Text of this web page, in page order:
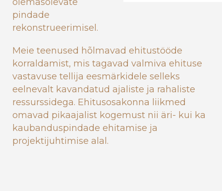
pindade
rekonstrueerimisel.
Meie teenused hõlmavad ehitustööde
korraldamist, mis tagavad valmiva ehituse
vastavuse tellija eesmärkidele selleks
eelnevalt kavandatud ajaliste ja rahaliste
ressurssidega. Ehitusosakonna liikmed
omavad pikaajalist kogemust nii äri- kui ka
kaubanduspindade ehitamise ja
projektijuhtimise alal.